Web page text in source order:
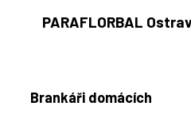
PARAFLORBAL
Brankáři domácích